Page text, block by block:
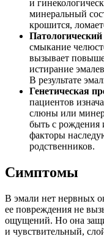
и
минеральный
крошится,
смыкание
вызывает
истирание
В результате
Генетическая
пациентов
слюны или
быть с рождения
факторы
родственников.
Симптомы
В эмали нет нервных
ее повреждения не
ощущений. Но она
и чувствительный,